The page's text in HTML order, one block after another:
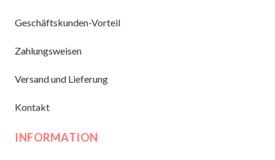
Geschäftskunden-Vorteil
Zahlungsweisen
Versand und Lieferung
Kontakt
INFORMATION